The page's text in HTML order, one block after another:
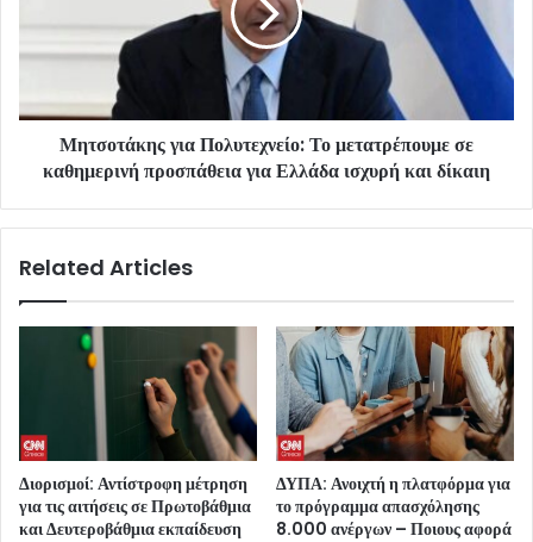
Μητσοτάκης για Πολυτεχνείο: Το μετατρέπουμε σε
καθημερινή προσπάθεια για Ελλάδα ισχυρή και δίκαιη
Related Articles
Διορισμοί: Αντίστροφη μέτρηση
για τις αιτήσεις σε Πρωτοβάθμια
και Δευτεροβάθμια εκπαίδευση
ΔΥΠΑ: Ανοιχτή η πλατφόρμα για
το πρόγραμμα απασχόλησης
8.000 ανέργων – Ποιους αφορά